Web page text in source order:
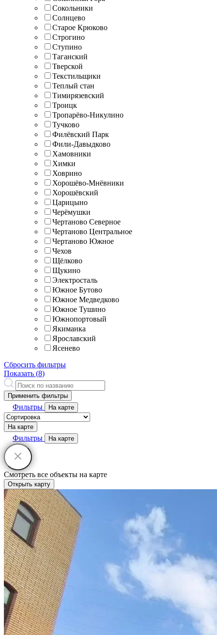
Сокольники
Солнцево
Старое Крюково
Строгино
Ступино
Таганский
Тверской
Текстильщики
Теплый стан
Тимирязевский
Троицк
Тропарёво-Никулино
Тучково
Филёвский Парк
Фили-Давыдково
Хамовники
Химки
Ховрино
Хорошёво-Мнёвники
Хорошёвский
Царицыно
Черёмушки
Чертаново Северное
Чертаново Центральное
Чертаново Южное
Чехов
Щёлково
Щукино
Электросталь
Южное Бутово
Южное Медведково
Южное Тушино
Южнопортовый
Якиманка
Ярославский
Ясенево
Сбросить фильтры
Показать (8)
Применить фильтры
Фильтры На карте
На карте
Фильтры На карте
Смотреть все объекты на карте
Открыть карту